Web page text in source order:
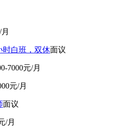
时白班，双休面议
7000元/月
元/月
面议
/月